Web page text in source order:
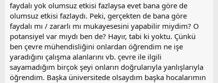
faydalı yok olumsuz etkisi fazlaysa evet bana göre de
olumsuz etkisi fazlaydı. Peki, gerçekten de bana göre
faydalı mı / zararlı mı mukayesesini yapabilir miydim? O
potansiyel var mıydı ben de? Hayır, tabi ki yoktu. Çünkü
ben çevre mühendisliğini onlardan öğrendim ne işe
yaradığını çalışma alanlarını vb. çevre ile ilgili
sayamadığım birçok şeyi onların doğrularıyla yanlışlarıyla
öğrendim. Başka üniversitede olsaydım başka hocalarımın